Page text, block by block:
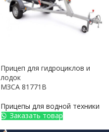
Прицеп для гидроциклов и
лодок
МЗСА 81771B
Прицепы для водной техники
Заказать товар